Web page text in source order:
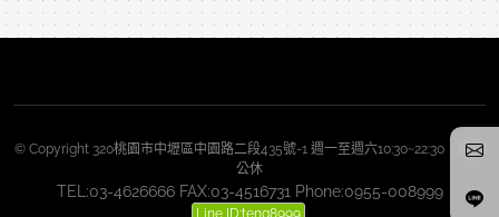
© Copyright 320桃園市中壢區中園路二段435號-1 週一至週六10:30~22:30 週日
公休
TEL:03-4626666 FAX:03-4516731 Phone:0955-008999
Line ID:teng8999